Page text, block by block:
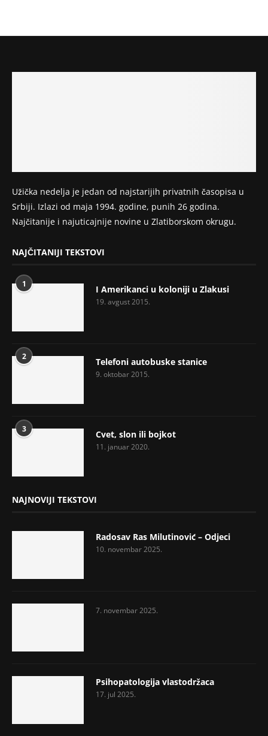
Užička nedelja je jedan od najstarijih privatnih časopisa u
Srbiji. Izlazi od maja 1994. godine, punih 26 godina.
Najčitanije i najuticajnije novine u Zlatiborskom okrugu.
NAJČITANIJI TEKSTOVI
1 I Amerikanci u koloniji u Zlakusi
19. avgust 2015.
2 Telefoni autobuske stanice
9. oktobar 2015.
3 Cvet, slon ili bojkot
11. januar 2020.
NAJNOVIJI TEKSTOVI
Radosav Ras Milutinović – Odjeci
10. novembar 2025.
7. novembar 2025.
Psihopatologija vlastodržaca
17. jul 2025.